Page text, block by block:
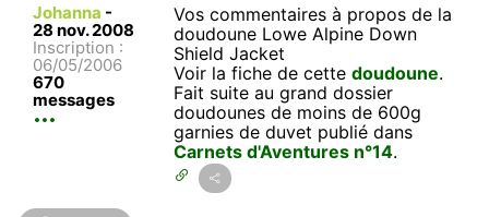
Johanna -
28 nov. 2008
Inscription :
06/05/2006
670
messages
Vos commentaires à propos de la
doudoune Lowe Alpine Down
Shield Jacket
Voir la fiche de cettedoudoune.
Fait suite au grand dossier
doudounes de moins de 600g
garnies de duvet publié dans
Carnets d'Aventures n°14.